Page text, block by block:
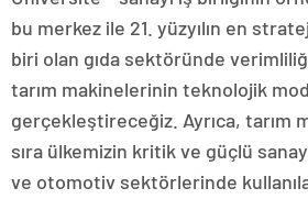
bu merkez ile 21. yüzyılın en
biri olan gıda sektöründe
tarım makinelerinin teknolojik
gerçekleştireceğiz. Ayrıca, tarım
sıra ülkemizin kritik ve güçlü
ve otomotiv sektörlerinde